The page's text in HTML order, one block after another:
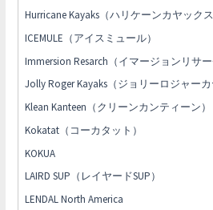
Hurricane Kayaks（ハリケーンカヤックス
ICEMULE（アイスミュール）
Immersion Resarch（イマージョンリサー
Jolly Roger Kayaks（ジョリーロジャーカ
Klean Kanteen（クリーンカンティーン）
Kokatat（コーカタット）
KOKUA
LAIRD SUP（レイヤードSUP）
LENDAL North America